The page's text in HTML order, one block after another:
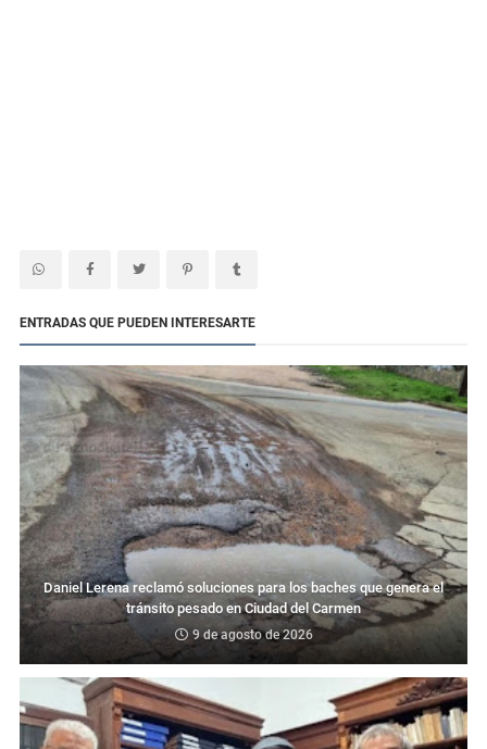
ENTRADAS QUE PUEDEN INTERESARTE
Daniel Lerena reclamó soluciones para los baches que genera el
tránsito pesado en Ciudad del Carmen
9 de agosto de 2026